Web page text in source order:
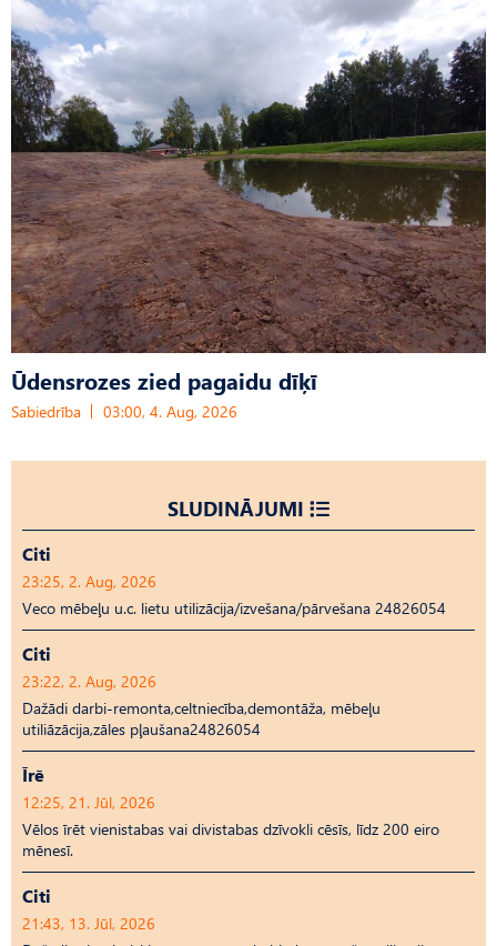
Ūdensrozes zied pagaidu dīķī
Sabiedrība 03:00, 4. Aug, 2026
SLUDINĀJUMI
Citi
23:25, 2. Aug, 2026
Veco mēbeļu u.c. lietu utilizācija/izvešana/pārvešana 24826054
Citi
23:22, 2. Aug, 2026
Dažādi darbi-remonta,celtniecība,demontāža, mēbeļu
utiliāzācija,zāles pļaušana24826054
Īrē
12:25, 21. Jūl, 2026
Vēlos īrēt vienistabas vai divistabas dzīvokli cēsīs, līdz 200 eiro
mēnesī.
Citi
21:43, 13. Jūl, 2026